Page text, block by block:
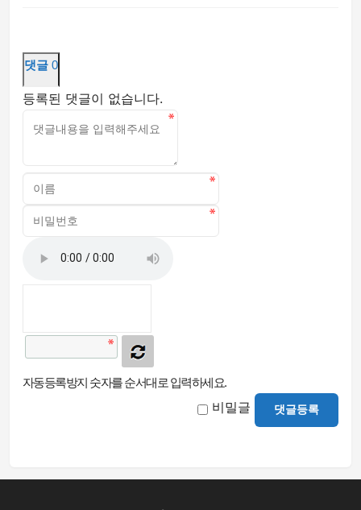
댓글 0
등록된 댓글이 없습니다.
자동등록방지 숫자를 순서대로 입력하세요.
비밀글 댓글등록